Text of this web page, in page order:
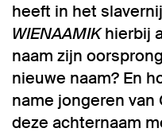
heeft in het
WIENAAMIKhierbij
naam zijn
nieuwe naam? En
name jongeren van
deze achternaam